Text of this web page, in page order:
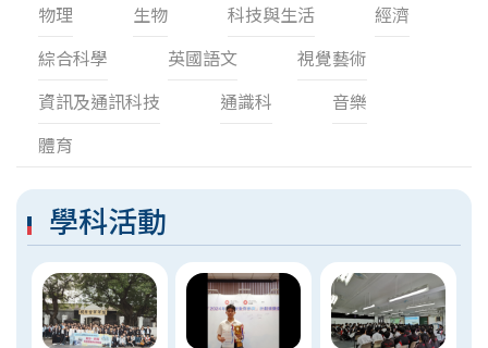
物理
生物 科技與生活
經濟
綜合科學
英國語文
視覺藝術
資訊及通訊科技
通識科
音樂
體育
學科活動